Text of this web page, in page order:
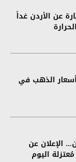
عن الأردن غداً
الذهب في
الإعلان عن
اليوم